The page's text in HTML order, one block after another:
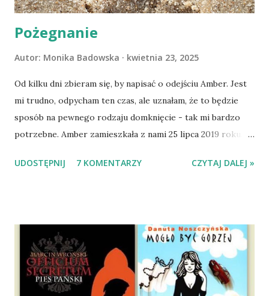
Pożegnanie
Autor: Monika Badowska kwietnia 23, 2025
Od kilku dni zbieram się, by napisać o odejściu Amber. Jest
mi trudno, odpycham ten czas, ale uznałam, że to będzie
sposób na pewnego rodzaju domknięcie - tak mi bardzo
potrzebne. Amber zamieszkała z nami 25 lipca 2019 roku.
Mazowieckim, pojechaliśmy na wizytę zapoznawczą, a kilka
wspólnego życia przeczytacie TUTAJ i TUTAJ . Gdy już
nieco okrzepliśmy w codzienności z psem, a Amber - z
ludźmi i kotami, pojawił się pomysł na wspólny jesienny
wyjazd w Beskid Niski. Zanim to jednak się stało psica miała
UDOSTĘPNIJ 7 KOMENTARZY CZYTAJ DALEJ »